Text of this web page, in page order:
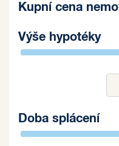
Kupní cena
Výše hypotéky
Doba splácení